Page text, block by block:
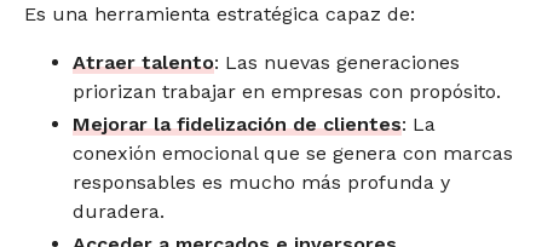
Es una herramienta estratégica capaz de:
Atraer talento: Las nuevas generaciones
priorizan trabajar en empresas con propósito.
Mejorar la fidelización de clientes: La
conexión emocional que se genera con marcas
responsables es mucho más profunda y
duradera.